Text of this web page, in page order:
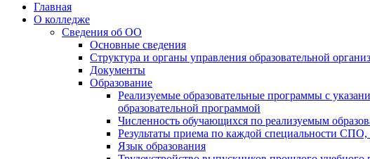
Главная
О колледже
Сведения об ОО
Основные сведения
Структура и органы управления образовательной
Документы
Образование
Реализуемые образовательные программы с
образовательной программой
Численность обучающихся по реализуемым
Результаты приема по каждой специальности СПО,
Язык образования